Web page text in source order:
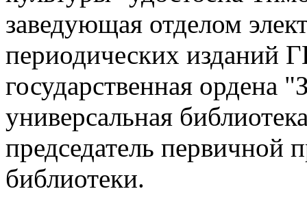
заведующая отделом
периодических изданий
государственная ордена
универсальная
председатель первичной
библиотеки.